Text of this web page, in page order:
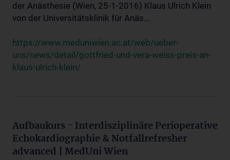
der Anästhesie (Wien, 25-1-2016) Klaus Ulrich Klein
von der Universitätsklinik für Anäs...
https://www.meduniwien.ac.at/web/ueber-
uns/news/detail/gottfried-und-vera-weiss-preis-an-
klaus-ulrich-klein/
Aufbaukurs - Interdisziplinäre Perioperative
Echokardiographie & Notfallrefresher
advanced | MedUni Wien